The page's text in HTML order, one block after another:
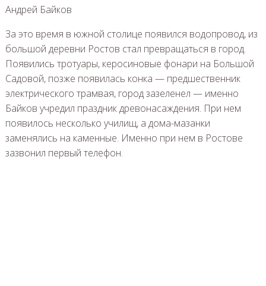
Андрей Байков
За это время в южной столице появился водопровод, из
большой деревни Ростов стал превращаться в город.
Появились тротуары, керосиновые фонари на Большой
Садовой, позже появилась конка — предшественник
электрического трамвая, город зазеленел — именно
Байков учредил праздник древонасаждения. При нем
появилось несколько училищ, а дома-мазанки
заменялись на каменные. Именно при нем в Ростове
зазвонил первый телефон.